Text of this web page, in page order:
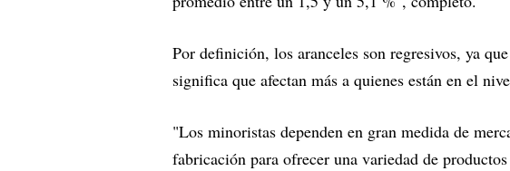
Por definición, los aranceles son regresivos, ya
significa que afectan más a quienes están en el
"Los minoristas dependen en gran medida de
fabricación para ofrecer una variedad de